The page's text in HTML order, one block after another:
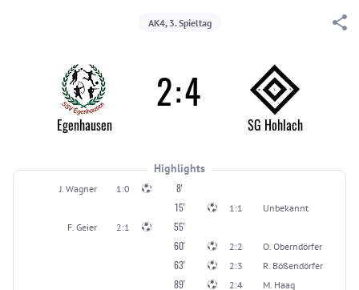
AK4, 3. Spieltag
Egenhausen
2:4
SG Hohlach
Highlights
J. Wagner 1:0 8'
Unbekannt
1:1
15'
F. Geier 2:1 55'
O. Oberndörfer
2:2
60'
R. Bößendörfer
2:3
63'
M. Haag
2:4
89'